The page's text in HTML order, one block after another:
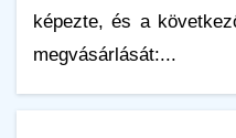
képezte, és a
megvásárlását:...